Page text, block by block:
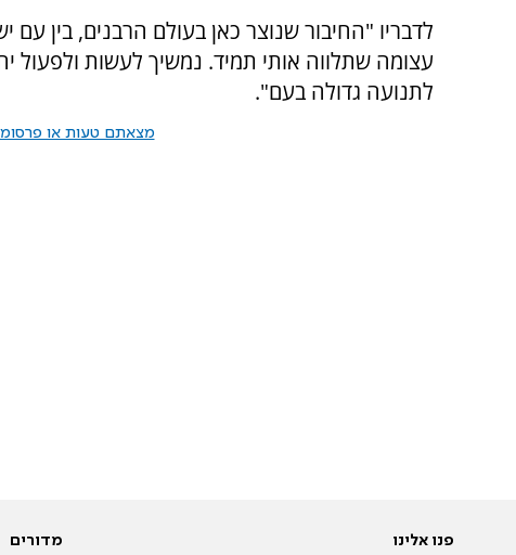
לדבריו "החיבור שנוצר כאן בעולם הרבנים, בין עם
עצומה שתלווה אותי תמיד. נמשיך לעשות ולפעול
לתנועה גדולה בעם".
מצאתם טעות או
פנו אלינו מדורים